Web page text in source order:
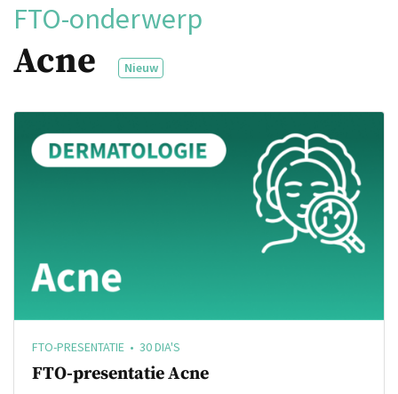
FTO-onderwerp
Acne Nieuw
FTO-PRESENTATIE • 30 DIA'S
FTO-presentatie Acne